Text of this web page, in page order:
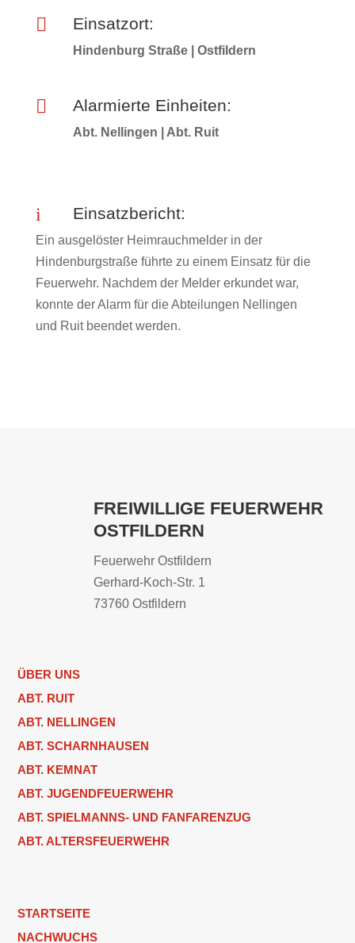
 Einsatzort:
Hindenburg Straße | Ostfildern
 Alarmierte Einheiten:
Abt. Nellingen | Abt. Ruit
i Einsatzbericht:
Ein ausgelöster Heimrauchmelder in der
Hindenburgstraße führte zu einem Einsatz für die
Feuerwehr. Nachdem der Melder erkundet war,
konnte der Alarm für die Abteilungen Nellingen
und Ruit beendet werden.
FREIWILLIGE FEUERWEHR
OSTFILDERN
Feuerwehr Ostfildern
Gerhard-Koch-Str. 1
73760 Ostfildern
ÜBER UNS
ABT. RUIT
ABT. NELLINGEN
ABT. SCHARNHAUSEN
ABT. KEMNAT
ABT. JUGENDFEUERWEHR
ABT. SPIELMANNS- UND FANFARENZUG
ABT. ALTERSFEUERWEHR
STARTSEITE
NACHWUCHS